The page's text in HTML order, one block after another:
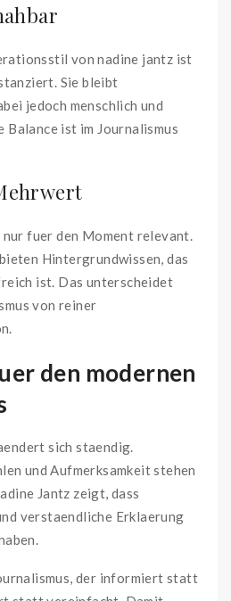
von nadine jantz ist
Sie bleibt
jedoch menschlich und
Balance ist im Journalismus
fuer den Moment relevant.
Hintergrundwissen, das
ist. Das unterscheidet
von reiner
den modernen
sich staendig.
und Aufmerksamkeit stehen
Jantz zeigt, dass
verstaendliche Erklaerung
der informiert statt